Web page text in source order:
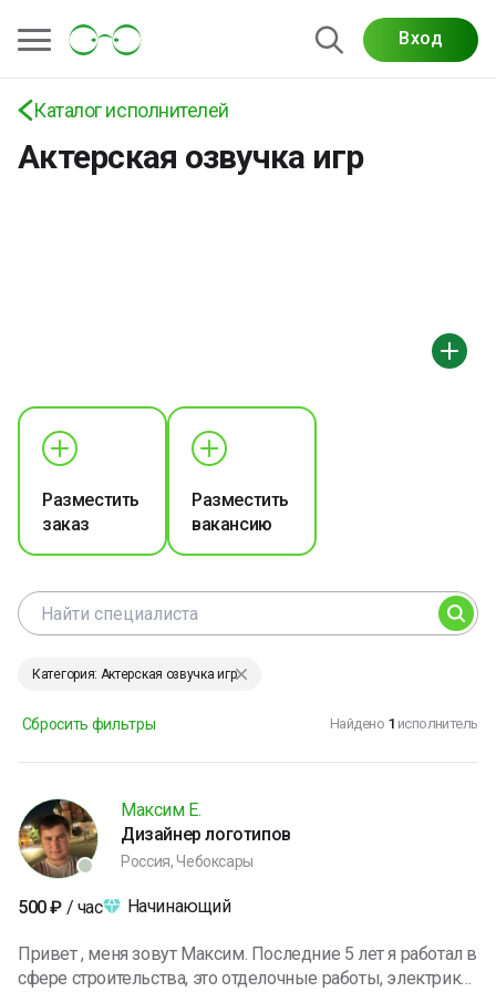
Вход
Каталог исполнителей
Актерская озвучка игр
Разместить
заказ
Разместить
вакансию
Категория: Актерская озвучка игр
Сбросить фильтры Найдено 1 исполнитель
Максим Е.
Дизайнер логотипов
Россия, Чебоксары
500₽ / час Начинающий
Привет , меня зовут Максим. Последние 5 лет я работал в
сфере строительства, это отделочные работы, электрика,